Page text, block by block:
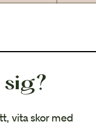
vita skor med